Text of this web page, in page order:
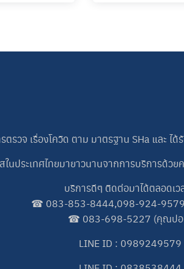
รตรวจ เรื่องโควิด ตาม มาตรฐาน SHa และ
ประเทศไทยมายาวนานจากการบริการด้ว
บริการดีๆ ติดต่อมาได้ตลอดเว
☎ 083-853-8444,098-924-9579
☎ 083-698-5227 (คุณป
LINE ID : 0989249579